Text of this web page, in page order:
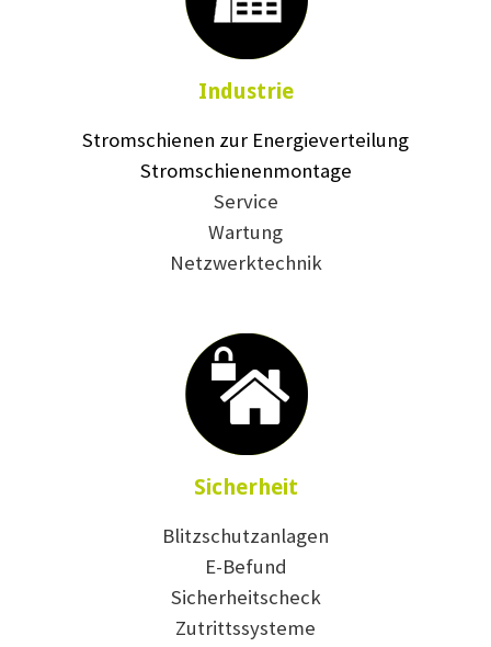
Industrie
Stromschienen zur Energieverteilung
Stromschienenmontage
Service
Wartung
Netzwerktechnik
Sicherheit
Blitzschutzanlagen
E-Befund
Sicherheitscheck
Zutrittssysteme